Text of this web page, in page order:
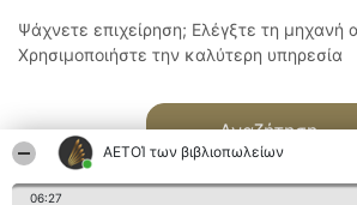
ΑΕΤΟΊ των βιβλιοπωλείων
06:27
Ψάχνετε επιχείρηση; Ελέγξτε τη μηχανή
Χρησιμοποιήστε την καλύτερη υπηρεσία
Αναζήτηση